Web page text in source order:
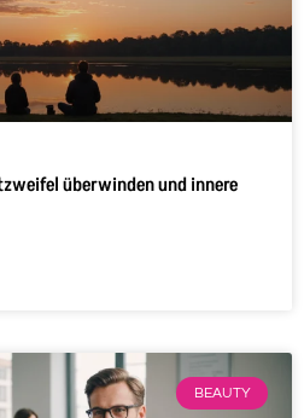
überwinden und innere
BEAUTY